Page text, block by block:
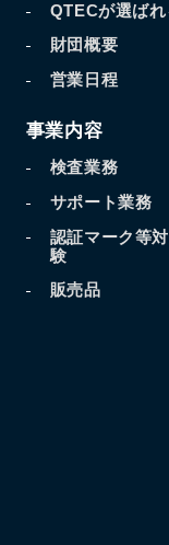
QTECが選ばれ
財団概要
営業日程
事業内容
検査業務
サポート業務
認証マーク等
験
販売品